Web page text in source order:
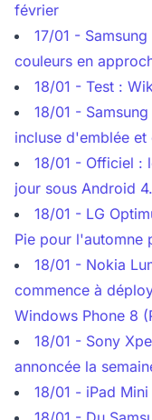
février
17/01 -
couleurs en
18/01 - Test :
18/01 -
incluse d'emblée
18/01 - Officiel :
jour sous Android
18/01 - LG
Pie pour l'automne
18/01 - Nokia
commence à
Windows Phone 8
18/01 - Sony
annoncée la
18/01 - iPad